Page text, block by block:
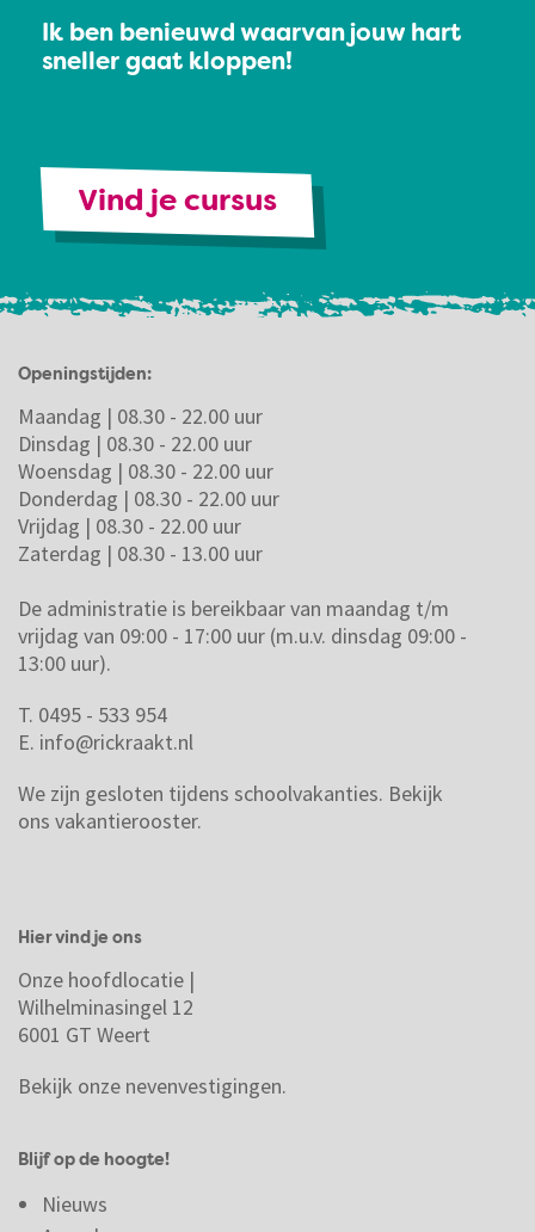
Ik ben benieuwd waarvan jouw hart
sneller gaat kloppen!
Vind je cursus
Openingstijden:
Maandag | 08.30 - 22.00 uur
Dinsdag | 08.30 - 22.00 uur
Woensdag | 08.30 - 22.00 uur
Donderdag | 08.30 - 22.00 uur
Vrijdag | 08.30 - 22.00 uur
Zaterdag | 08.30 - 13.00 uur
De administratie is bereikbaar van maandag t/m
vrijdag van 09:00 - 17:00 uur (m.u.v. dinsdag 09:00 -
13:00 uur).
T. 0495 - 533 954
E. info@rickraakt.nl
We zijn gesloten tijdens schoolvakanties. Bekijk
ons vakantierooster.
Hier vind je ons
Onze hoofdlocatie |
Wilhelminasingel 12
6001 GT Weert
Bekijk onze nevenvestigingen.
Blijf op de hoogte!
Nieuws